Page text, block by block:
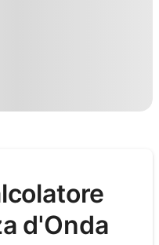
d'Onda